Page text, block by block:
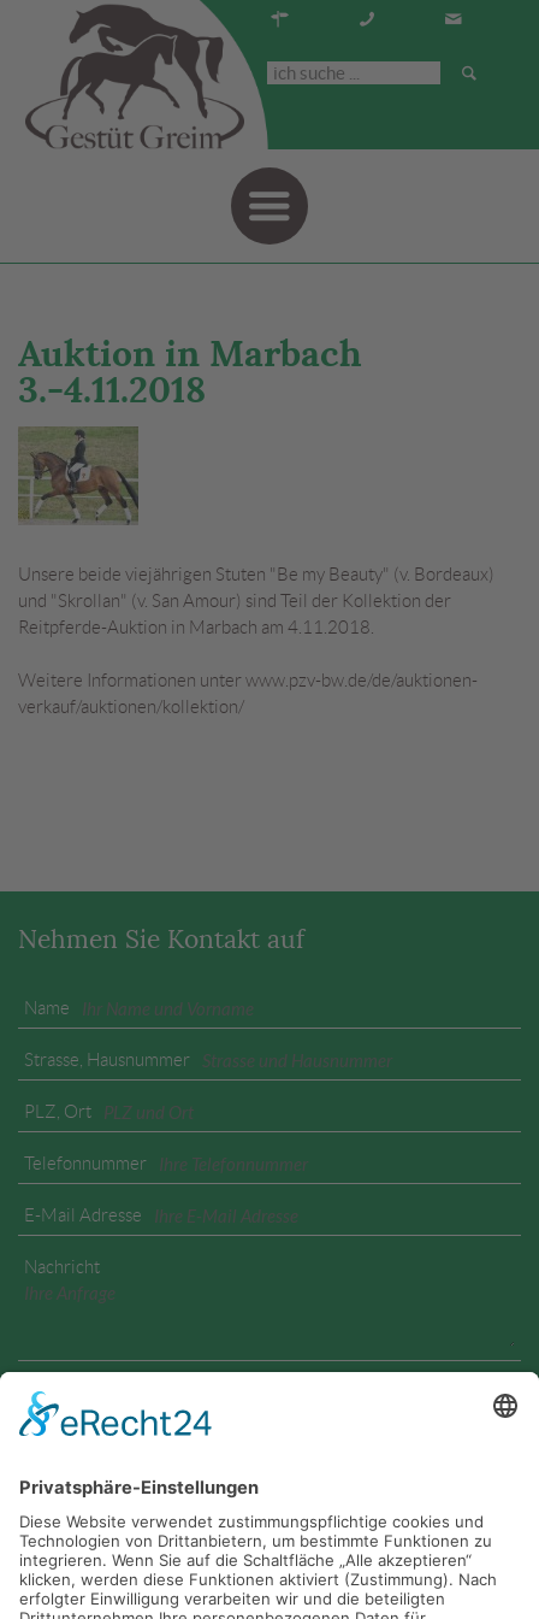
Auktion in Marbach
3.-4.11.2018
Unsere beide viejährigen Stuten "Be my Beauty" (v. Bordeaux)
und "Skrollan" (v. San Amour) sind Teil der Kollektion der
Reitpferde-Auktion in Marbach am 4.11.2018.
Weitere Informationen unter www.pzv-bw.de/de/auktionen-
verkauf/auktionen/kollektion/
Nehmen Sie Kontakt auf
Name
Strasse, Hausnummer
PLZ, Ort
Telefonnummer
E-Mail Adresse
Nachricht
Geben Sie den angezeigten Text ein
Ja, ich habe dieDatenschutzerklärung
genommen und bin damit einverstanden, dass die von mir
angegebenen Daten elektronisch erhoben und gespeichert
werden. Meine Daten werden dabei nur streng
zweckgebunden zur Bearbeitung und Beantwortung meiner